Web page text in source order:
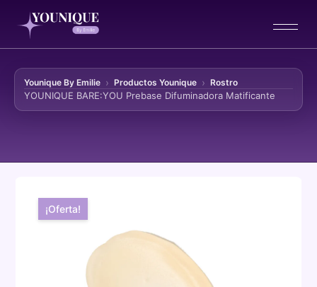
Younique By Emilie Productos Younique Rostro
YOUNIQUE BARE:YOU Prebase Difuminadora Matificante
Ir al contenido
¡Oferta!